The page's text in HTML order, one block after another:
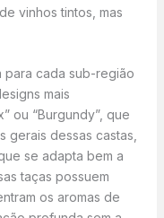
vinhos tintos, mas
para cada sub-região
mais
ou “Burgundy”, que
gerais dessas castas,
se adapta bem a
taças possuem
os aromas de